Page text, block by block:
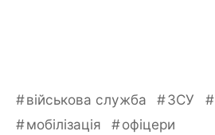
військова служба ЗСУ
мобілізація
офіцери